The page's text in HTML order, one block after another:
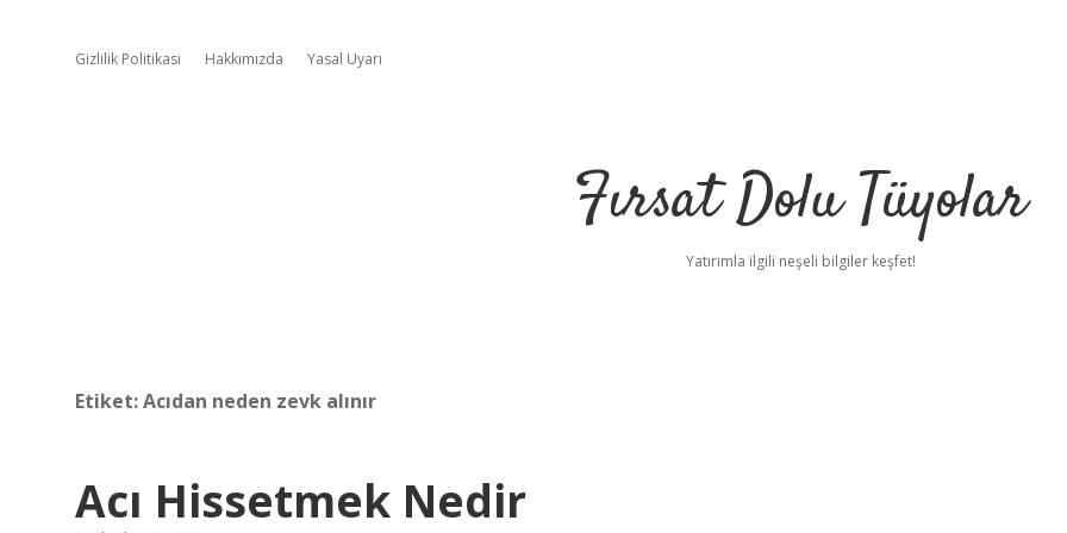
Gizlilik Politikası Hakkımızda Yasal Uyarı
Fırsat Dolu Tüyolar
Yatırımla ilgili neşeli bilgiler keşfet!
Etiket:Acıdan neden zevk alınır
Acı Hissetmek Nedir